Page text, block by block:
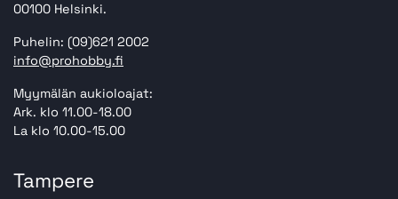
00100 Helsinki.
Puhelin: (09)621 2002
info@prohobby.fi
Myymälän aukioloajat:
Ark. klo 11.00-18.00
La klo 10.00-15.00
Tampere